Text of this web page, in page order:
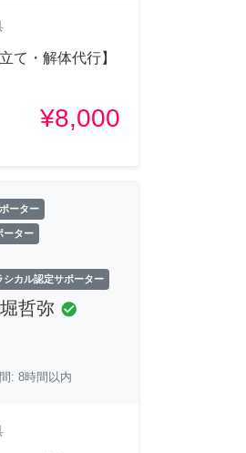
て・解体代行】
¥8,000
ーター
ーター
シカル認定サポーター
哲弥 check_circle
: 8時間以内